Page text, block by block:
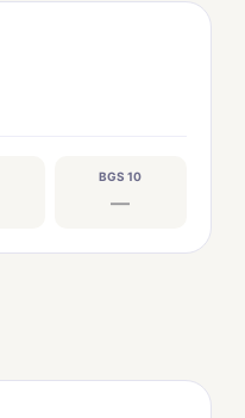
BGS 10
—